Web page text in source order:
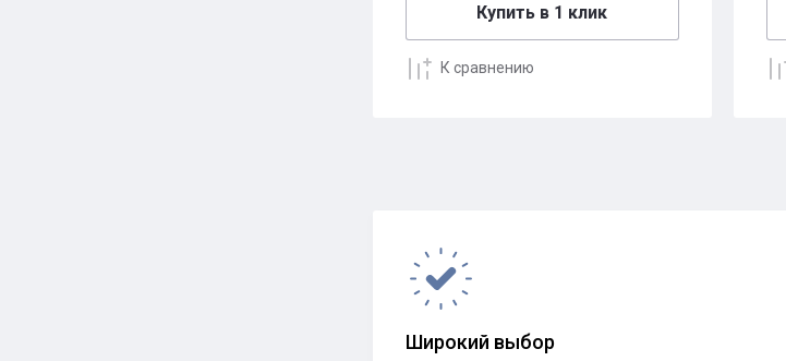
Купить в 1 клик
К сравнению
Широкий выбор